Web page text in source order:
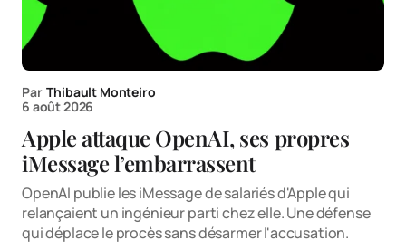
Par Thibault Monteiro
6 août 2026
Apple attaque OpenAI, ses propres
iMessage l’embarrassent
OpenAI publie les iMessage de salariés d'Apple qui
relançaient un ingénieur parti chez elle. Une défense
qui déplace le procès sans désarmer l'accusation.